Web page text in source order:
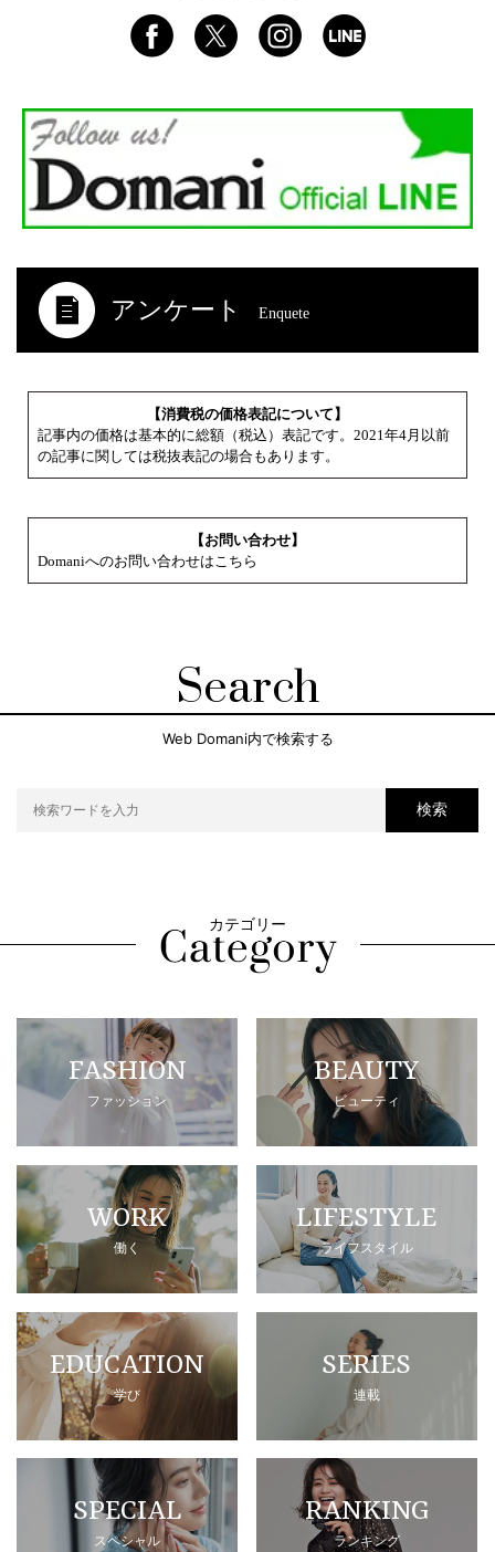
アンケート Enquete
【消費税の価格表記について】
記事内の価格は基本的に総額（税込）表記です。2021年4月以前
の記事に関しては税抜表記の場合もあります。
【お問い合わせ】
Domaniへのお問い合わせはこちら
Search
Web Domani内で検索する
検索
カテゴリー
FASHION
ファッション
BEAUTY
ビューティ
WORK
働く
LIFESTYLE
ライフスタイル
EDUCATION
学び
SERIES
連載
SPECIAL
スペシャル
RANKING
ランキング